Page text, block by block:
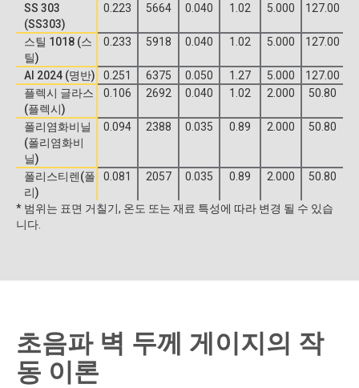
SS 303
(SS303)
0.223 5664 0.040 1.02 5.000 127.00
스틸 1018 (스
틸)
0.233 5918 0.040 1.02 5.000 127.00
Al 2024 (명반) 0.251 6375 0.050 1.27 5.000
127.00
플렉시 글라스
(플렉시)
0.106 2692 0.040 1.02 2.000 50.80
폴리염화비닐
(폴리염화비
닐)
0.094 2388 0.035 0.89 2.000 50.80
폴리스티렌(폴
리)
0.081 2057 0.035 0.89 2.000 50.80
* 범위는 표면 거칠기, 온도 또는 재료 특성에 따라 변경 될 수 있습
니다.
초음파 벽 두께 게이지의 작
동 이론